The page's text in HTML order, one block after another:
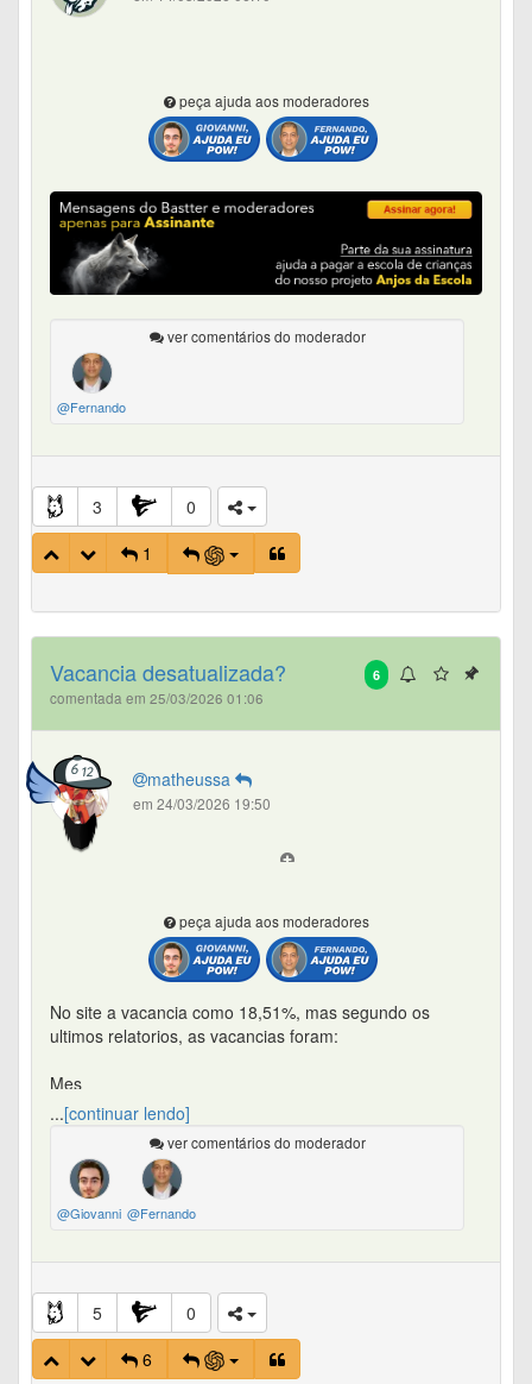
peça ajuda aos moderadores
ver comentários do moderador
@Fernando
3
0
1
6
Vacancia desatualizada?
comentada em 25/03/2026 01:06
matheussa
em 24/03/2026 19:50
peça ajuda aos moderadores
No site a vacancia como 18,51%, mas segundo os
ultimos relatorios, as vacancias foram:
Mes
Fisica
Financeira
10/2025
7,7%
5,2%
11/2025
12/2025
5,9%
4,1%
01/2026
...[continuar lendo]
ver comentários do moderador
@Giovanni @Fernando
5
0
6